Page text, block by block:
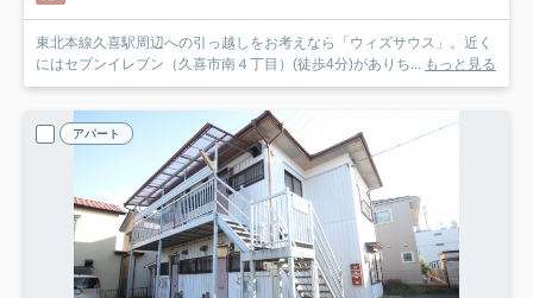
東北本線久喜駅周辺への引っ越しをお考えなら「ウィズサウス」。近く
にはセブンイレブン（久喜市南４丁目）(徒歩4分)がありち... もっと見る
アパート